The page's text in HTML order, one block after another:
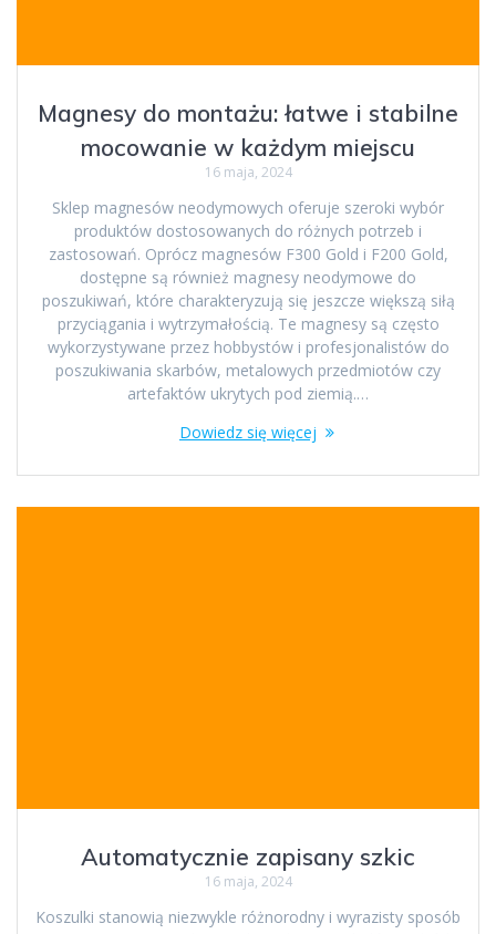
Magnesy do montażu: łatwe i stabilne
mocowanie w każdym miejscu
16 maja, 2024
Sklep magnesów neodymowych oferuje szeroki wybór
produktów dostosowanych do różnych potrzeb i
zastosowań. Oprócz magnesów F300 Gold i F200 Gold,
dostępne są również magnesy neodymowe do
poszukiwań, które charakteryzują się jeszcze większą siłą
przyciągania i wytrzymałością. Te magnesy są często
wykorzystywane przez hobbystów i profesjonalistów do
poszukiwania skarbów, metalowych przedmiotów czy
artefaktów ukrytych pod ziemią.…
Dowiedz się więcej
Automatycznie zapisany szkic
16 maja, 2024
Koszulki stanowią niezwykle różnorodny i wyrazisty sposób